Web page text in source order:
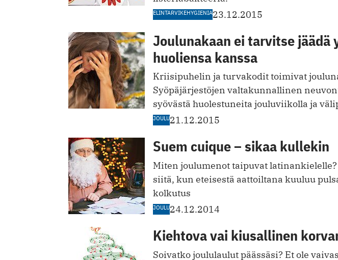
ELINTARVIKEHYGIENIA23.12.2015
Joulunakaan ei tarvitse jäädä
huoliensa kanssa
Kriisipuhelin ja turvakodit toimivat
Syöpäjärjestöjen valtakunnallinen
syövästä huolestuneita jouluviikolla ja
JOULU21.12.2015
Suem cuique – sikaa kullekin
Miten joulumenot taipuvat
siitä, kun eteisestä aattoiltana kuuluu
kolkutus
JOULU24.12.2014
Kiehtova vai kiusallinen
Soivatko joululaulut päässäsi? Et ole